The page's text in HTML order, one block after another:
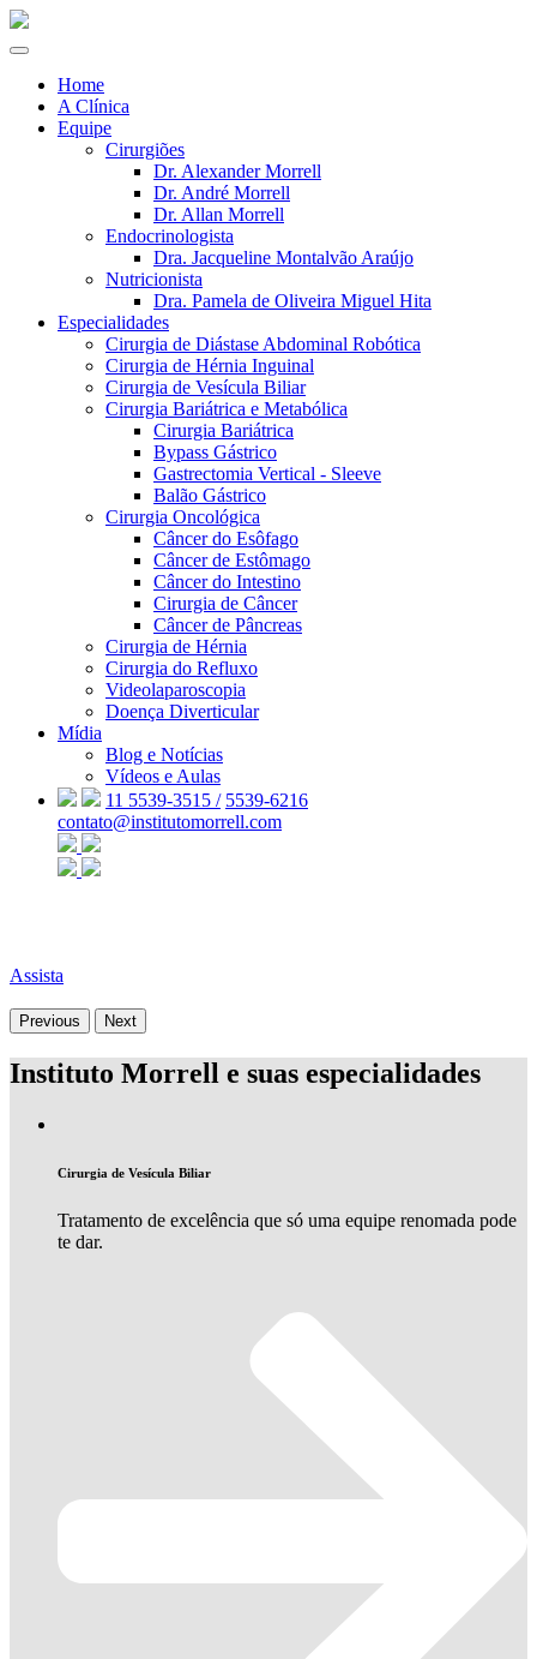
Home
A Clínica
Equipe
Cirurgiões
Dr. Alexander Morrell
Dr. André Morrell
Dr. Allan Morrell
Endocrinologista
Dra. Jacqueline Montalvão Araújo
Nutricionista
Dra. Pamela de Oliveira Miguel Hita
Especialidades
Cirurgia de Diástase Abdominal Robótica
Cirurgia de Hérnia Inguinal
Cirurgia de Vesícula Biliar
Cirurgia Bariátrica e Metabólica
Cirurgia Bariátrica
Bypass Gástrico
Gastrectomia Vertical - Sleeve
Balão Gástrico
Cirurgia Oncológica
Câncer do Esôfago
Câncer de Estômago
Câncer do Intestino
Cirurgia de Câncer
Câncer de Pâncreas
Cirurgia de Hérnia
Cirurgia do Refluxo
Videolaparoscopia
Doença Diverticular
Mídia
Blog e Notícias
Vídeos e Aulas
11 5539-3515 / 5539-6216
contato@institutomorrell.com
Assista
Previous Next
Instituto Morrell e suas especialidades
Cirurgia de Vesícula Biliar
Tratamento de excelência que só uma equipe renomada pode
te dar.